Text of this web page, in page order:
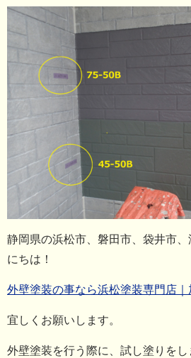
静岡県の浜松市、磐田市、袋井市
にちは！
外壁塗装の事なら浜松塗装専門店｜
宜しくお願いします。
外壁塗装を行う際に、試し塗りを